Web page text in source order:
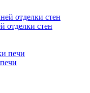
отделки стен